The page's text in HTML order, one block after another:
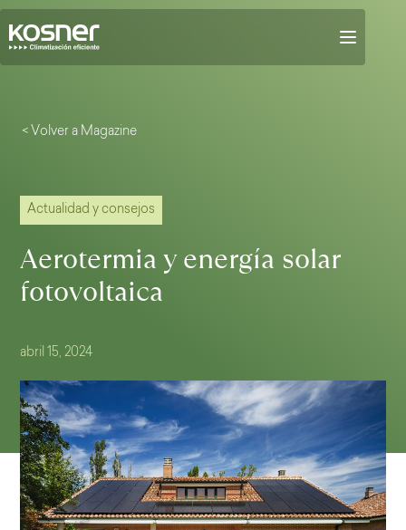
< Volver a Magazine
Actualidad y consejos
Aerotermia y energía solar
fotovoltaica
abril 15, 2024